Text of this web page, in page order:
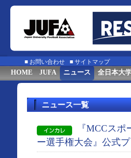
■ お問い合わせ ■ サイトマップ
HOME JUFA ニュース 全日本大
ニュース一覧
『MCCス
ー選手権大会』公式